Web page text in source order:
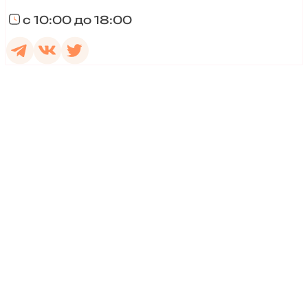
с 10:00 до 18:00